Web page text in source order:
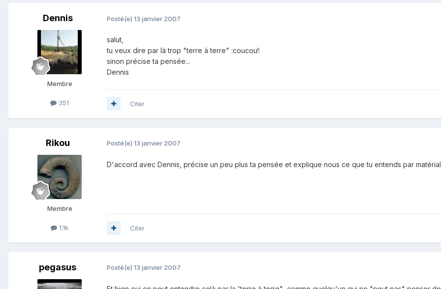
Dennis
Membre
351
Posté(e) 13 janvier 2007
salut,
tu veux dire par là trop "terre à terre" :coucou!:
sinon précise ta pensée...
Dennis
Citer
Rikou
Membre
1.1k
Posté(e) 13 janvier 2007
D'accord avec Dennis, précise un peu plus ta pensée et explique nous ce que tu entends par
Citer
pegasus Posté(e) 13 janvier 2007